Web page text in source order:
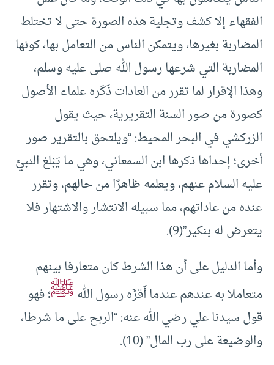
الفقهاء إلا كشف وتجلية هذه الصورة حتى لا تختلط
المضاربة بغيرها، ويتمكن الناس من التعامل بها، كونها
المضاربة التي شرعها رسول الله صلى عليه وسلم،
وهذا الإقرار لما تقرر من العادات ذَكَره علماء الأصول
كصورة من صور السنة التقريرية، حيث يقول
الزركشي في البحر المحيط: “ويلتحق بالتقرير صور
أخرى؛ إحداها ذكرها ابن السمعاني، وهي ما يَبْلغ النبيَّ
عليه السلام عنهم، ويعلمه ظاهرًا من حالهم، وتقرر
عنده من عاداتهم، مما سبيله الانتشار والاشتهار فلا
يتعرض له بنكير”(9).
وأما الدليل على أن هذا الشرط كان متعارفا بينهم
متعاملا به عندهم عندما أَقرَّه رسول اللهﷺ؛ فهو
قول سيدنا علي رضي الله عنه: “الربح على ما شرطا،
والوضيعة على رب المال” (10).